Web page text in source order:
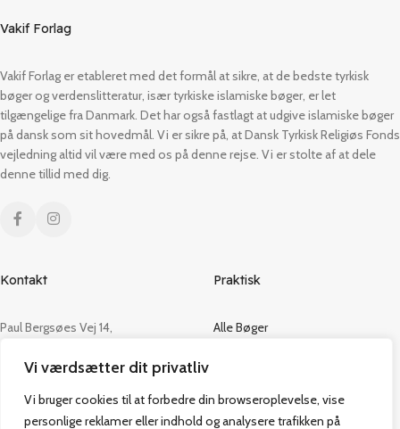
Vi værdsætter dit privatliv
Vi bruger cookies til at forbedre din browseroplevelse, vise
personlige reklamer eller indhold og analysere trafikken på
Vakif Forlag
Vakif Forlag er etableret med det formål at sikre, at de bedste tyrkisk
bøger og verdenslitteratur, især tyrkiske islamiske bøger, er let
tilgængelige fra Danmark. Det har også fastlagt at udgive islamiske bøger
på dansk som sit hovedmål. Vi er sikre på, at Dansk Tyrkisk Religiøs Fonds
vejledning altid vil være med os på denne rejse. Vi er stolte af at dele
denne tillid med dig.
Kontakt
Paul Bergsøes Vej 14,
CVR: 42813915
admin@vakifforlag.dk
+45 26 24 2354
Praktisk
Alle Bøger
Kontakt